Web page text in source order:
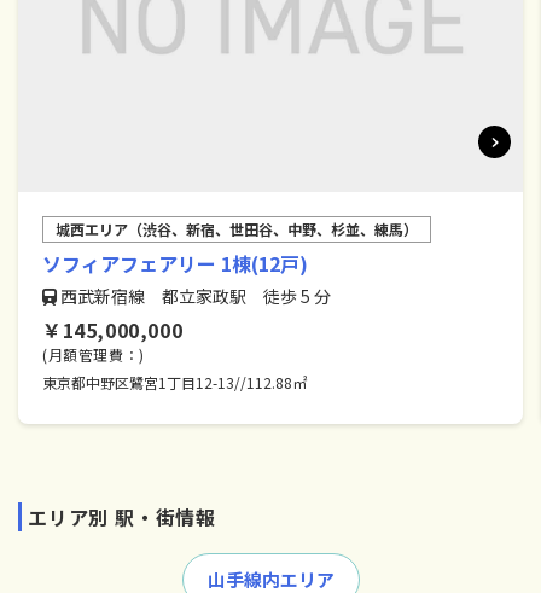
城西エリア（渋谷、新宿、世田谷、中野、杉並、練馬）
ソフィアフェアリー 1棟(12戸)
西武新宿線 都立家政駅 徒歩 5 分
￥145,000,000
(月額管理費：)
東京都中野区鷺宮1丁目12-13//112.88㎡
エリア別 駅・街情報
山手線内エリア